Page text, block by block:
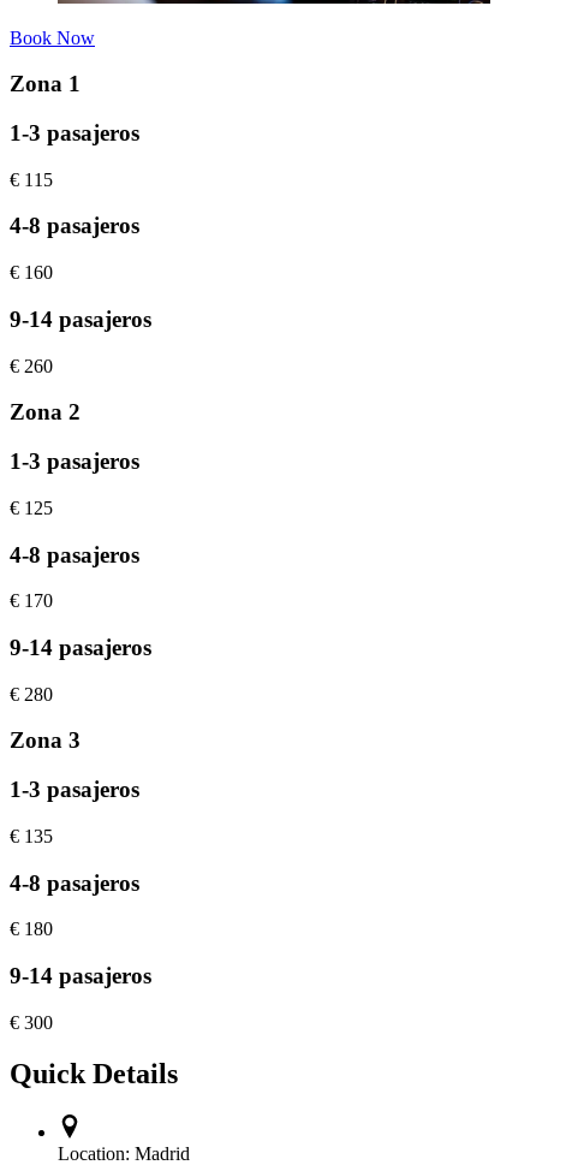
Book Now
Zona 1
1-3 pasajeros
€ 115
4-8 pasajeros
€ 160
9-14 pasajeros
€ 260
Zona 2
1-3 pasajeros
€ 125
4-8 pasajeros
€ 170
9-14 pasajeros
€ 280
Zona 3
1-3 pasajeros
€ 135
4-8 pasajeros
€ 180
9-14 pasajeros
€ 300
Quick Details
Location: Madrid